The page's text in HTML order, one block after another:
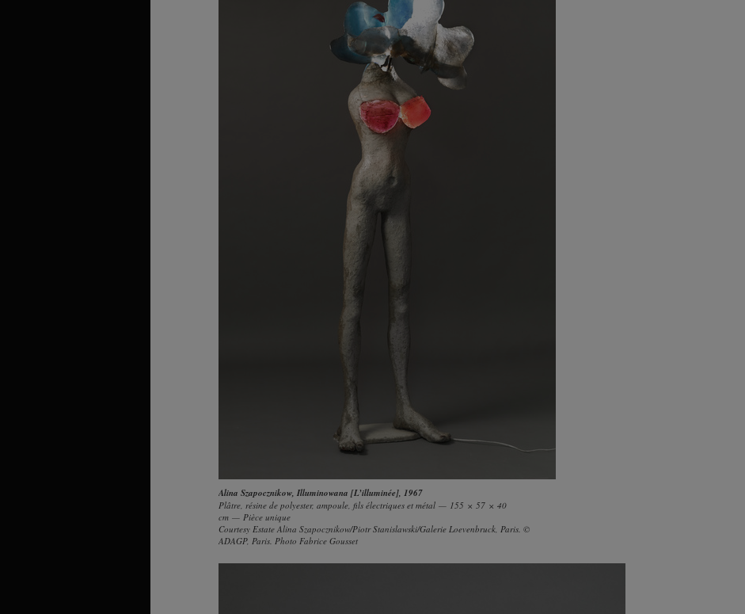
Alina Szapocznikow, Illuminowana [L’illuminée], 1967
Plâtre, résine de polyester, ampoule, fils électriques et métal — 155 × 57 × 40
cm — Pièce unique
Courtesy Estate Alina Szapocznikow/Piotr Stanislawski/Galerie Loevenbruck, Paris. ©
ADAGP, Paris. Photo Fabrice Gousset